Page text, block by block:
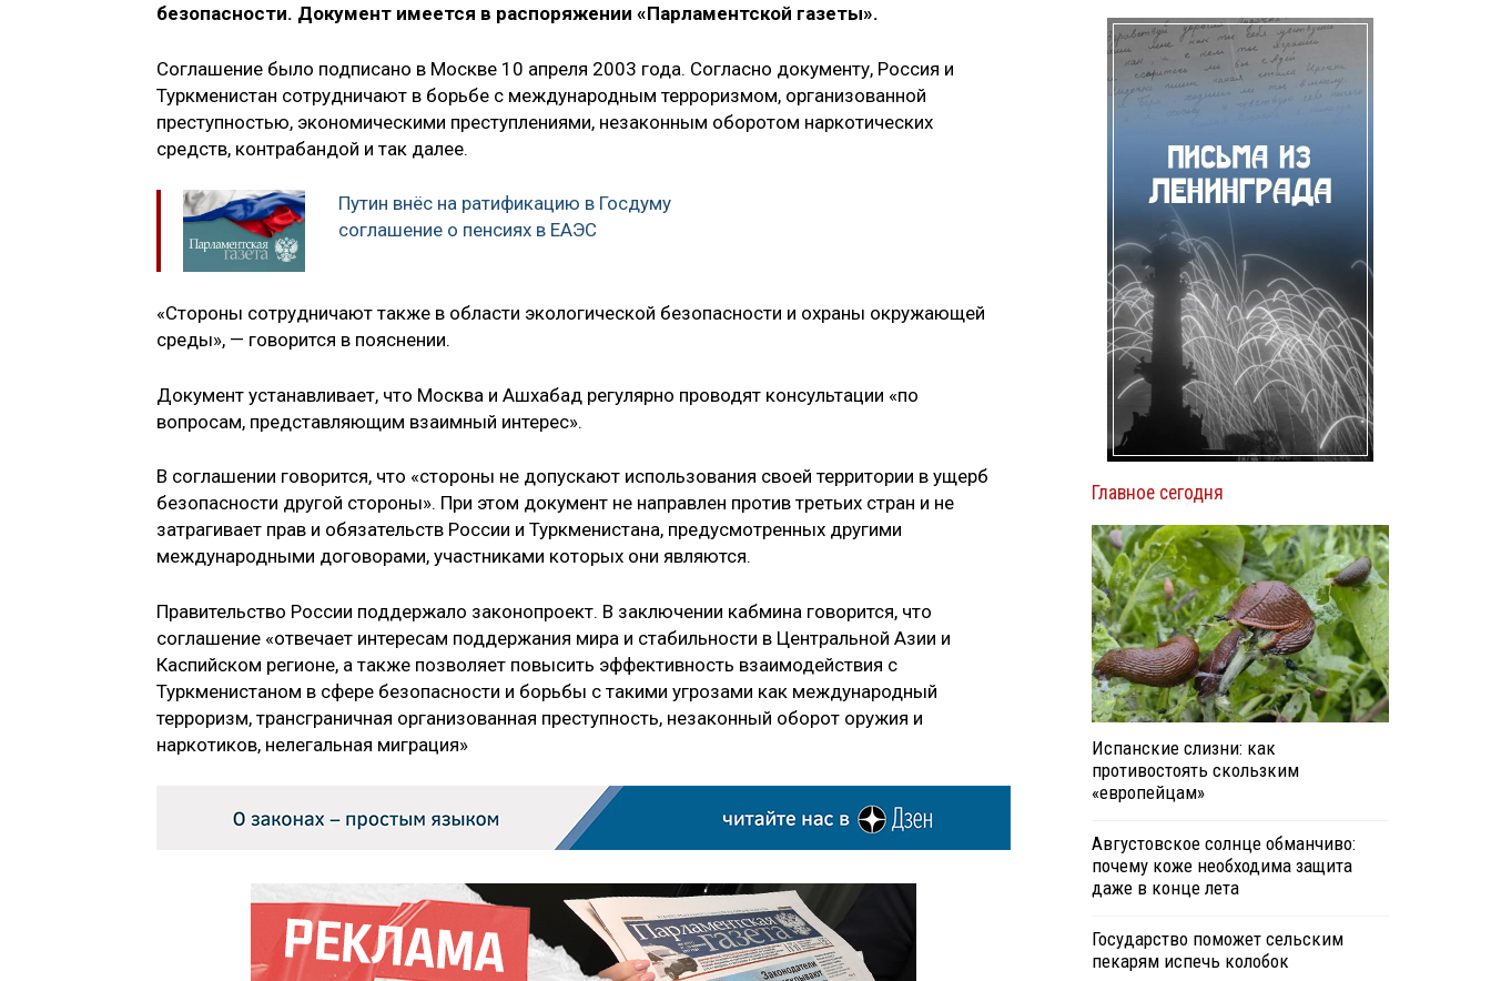
безопасности. Документ имеется в распоряжении «Парламентской газеты».
Соглашение было подписано в Москве 10 апреля 2003 года. Согласно документу, Россия и
Туркменистан сотрудничают в борьбе с международным терроризмом, организованной
преступностью, экономическими преступлениями, незаконным оборотом наркотических
средств, контрабандой и так далее.
Путин внёс на ратификацию в Госдуму
соглашение о пенсиях в ЕАЭС
«Стороны сотрудничают также в области экологической безопасности и охраны окружающей
среды», — говорится в пояснении.
Документ устанавливает, что Москва и Ашхабад регулярно проводят консультации «по
вопросам, представляющим взаимный интерес».
В соглашении говорится, что «стороны не допускают использования своей территории в ущерб
безопасности другой стороны». При этом документ не направлен против третьих стран и не
затрагивает прав и обязательств России и Туркменистана, предусмотренных другими
международными договорами, участниками которых они являются.
Правительство России поддержало законопроект. В заключении кабмина говорится, что
соглашение «отвечает интересам поддержания мира и стабильности в Центральной Азии и
Каспийском регионе, а также позволяет повысить эффективность взаимодействия с
Туркменистаном в сфере безопасности и борьбы с такими угрозами как международный
терроризм, трансграничная организованная преступность, незаконный оборот оружия и
наркотиков, нелегальная миграция»
Главное сегодня
Испанские слизни: как
противостоять скользким
«европейцам»
Августовское солнце обманчиво:
почему коже необходима защита
даже в конце лета
Государство поможет сельским
пекарям испечь колобок